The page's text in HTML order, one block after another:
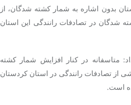
بدون اشاره به شمار کشته شدگان، از
کشته شدگان در تصادفات رانندگی این استان
متاسفانه در کنار افزایش شمار کشته
از تصادفات رانندگی در استان کردستان
است.